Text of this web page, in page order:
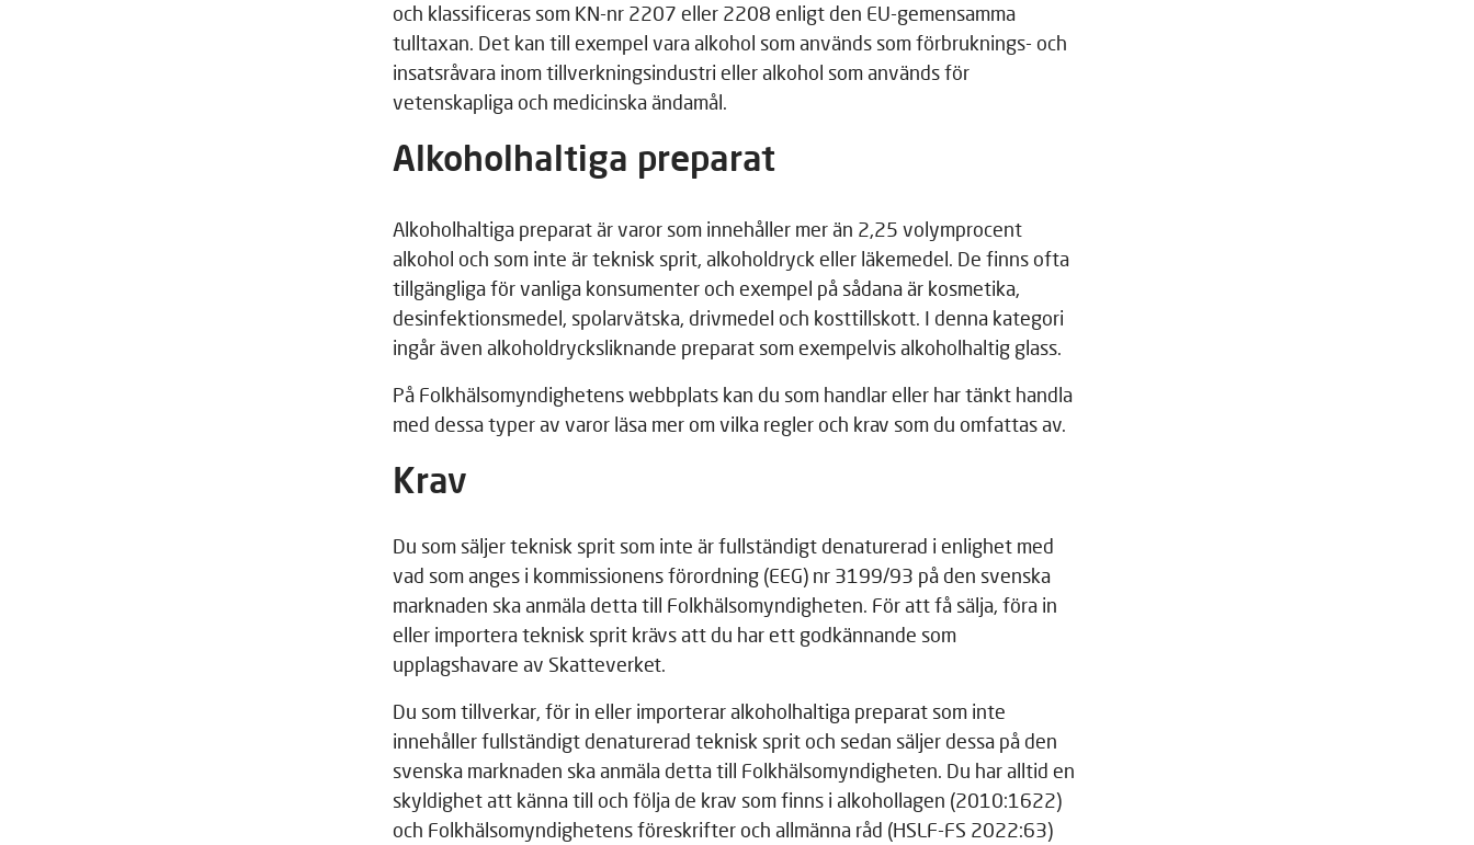
och klassificeras som KN-nr 2207 eller 2208 enligt den EU-gemensamma
tulltaxan. Det kan till exempel vara alkohol som används som förbruknings- och
insatsråvara inom tillverkningsindustri eller alkohol som används för
vetenskapliga och medicinska ändamål.
Alkoholhaltiga preparat
Alkoholhaltiga preparat är varor som innehåller mer än 2,25 volymprocent
alkohol och som inte är teknisk sprit, alkoholdryck eller läkemedel. De finns ofta
tillgängliga för vanliga konsumenter och exempel på sådana är kosmetika,
desinfektionsmedel, spolarvätska, drivmedel och kosttillskott. I denna kategori
ingår även alkoholdrycksliknande preparat som exempelvis alkoholhaltig glass.
På Folkhälsomyndighetens webbplats kan du som handlar eller har tänkt handla
med dessa typer av varor läsa mer om vilka regler och krav som du omfattas av.
Krav
Du som säljer teknisk sprit som inte är fullständigt denaturerad i enlighet med
vad som anges i kommissionens förordning (EEG) nr 3199/93 på den svenska
marknaden ska anmäla detta till Folkhälsomyndigheten. För att få sälja, föra in
eller importera teknisk sprit krävs att du har ett godkännande som
upplagshavare av Skatteverket.
Du som tillverkar, för in eller importerar alkoholhaltiga preparat som inte
innehåller fullständigt denaturerad teknisk sprit och sedan säljer dessa på den
svenska marknaden ska anmäla detta till Folkhälsomyndigheten. Du har alltid en
skyldighet att känna till och följa de krav som finns i alkohollagen (2010:1622)
och Folkhälsomyndighetens föreskrifter och allmänna råd (HSLF-FS 2022:63)